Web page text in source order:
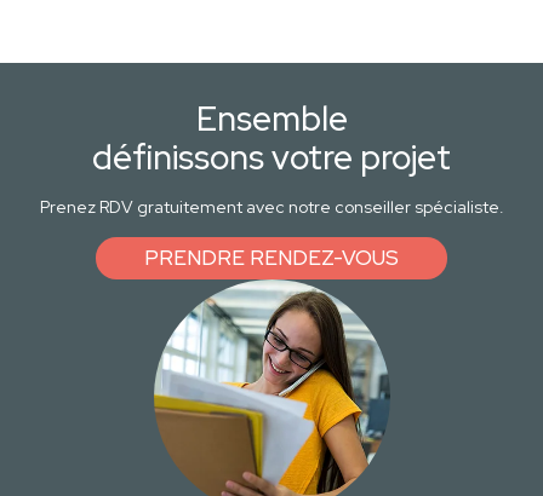
Ensemble
définissons votre projet
Prenez RDV gratuitement avec notre conseiller spécialiste.
PRENDRE RENDEZ-VOUS